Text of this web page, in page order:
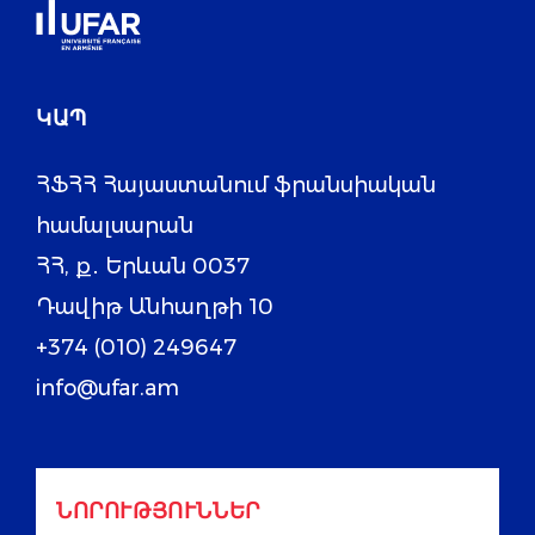
ԿԱՊ
ՀՖՀՀ Հայաստանում ֆրանսիական
համալսարան
ՀՀ, ք․ Երևան 0037
Դավիթ Անհաղթի 10
+374 (010) 249647
info@ufar.am
ՆՈՐՈՒԹՅՈՒՆՆԵՐ